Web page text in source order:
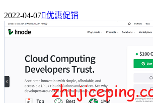
2022-04-07优惠促销